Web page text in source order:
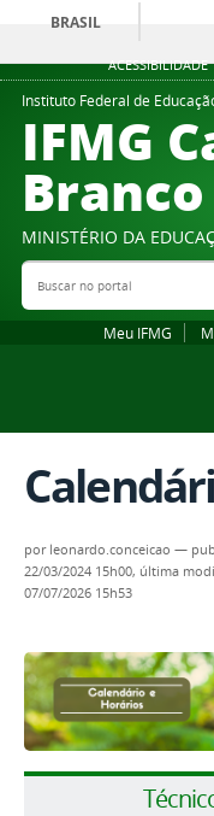
ACESSIBILIDADE
BRASIL
Instituto Federal de
IFMG
Branco
MINISTÉRIO DA
Buscar no portal
Meu IFMG
por leonardo.conceicao —
22/03/2024 15h00, última
07/07/2026 15h53